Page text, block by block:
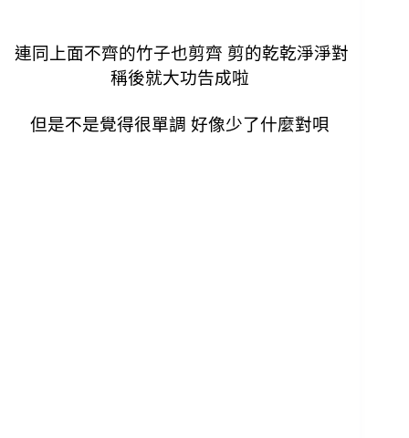
連同上面不齊的竹子也剪齊 剪的乾乾淨淨對
稱後就大功告成啦
但是不是覺得很單調 好像少了什麼對唄